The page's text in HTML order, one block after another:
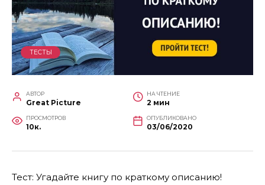
ТЕСТЫ
АВТОР
Great Picture
НА ЧТЕНИЕ
2 мин
ПРОСМОТРОВ
10к.
ОПУБЛИКОВАНО
03/06/2020
Тест: Угадайте книгу по краткому описанию!